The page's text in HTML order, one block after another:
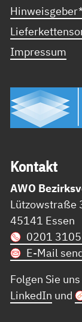
Impressum
Kon­takt
AWO
Lützowstraße
45141 Essen
0201
E-Mail
Folgen Sie
LinkedIn und